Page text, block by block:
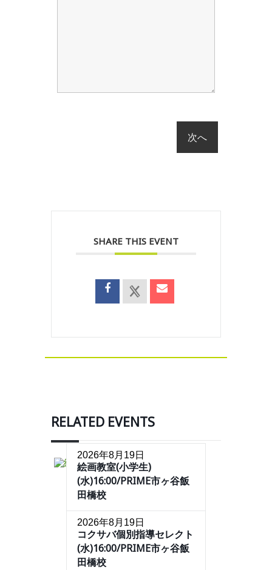
SHARE THIS EVENT
RELATED EVENTS
2026年8月19日
絵画教室(小学生)
(水)16:00/PRIME市ヶ谷飯
田橋校
2026年8月19日
コクサバ個別指導セレクト
(水)16:00/PRIME市ヶ谷飯
田橋校